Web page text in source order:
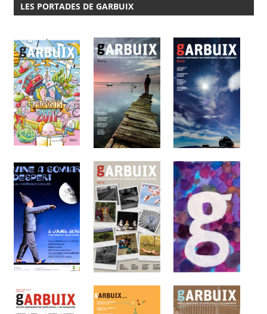
LES PORTADES DE GARBUIX